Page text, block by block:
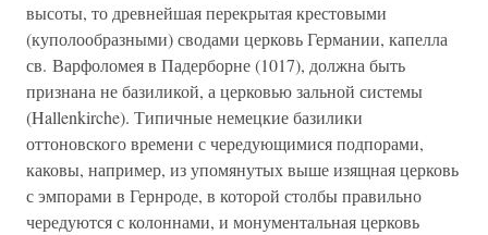
высоты, то древнейшая перекрытая крестовыми
(куполообразными) сводами церковь Германии, капелла
св. Варфоломея в Падерборне (1017), должна быть
признана не базиликой, а церковью зальной системы
(Hallenkirche). Типичные немецкие базилики
оттоновского времени с чередующимися подпорами,
каковы, например, из упомянутых выше изящная церковь
с эмпорами в Гернроде, в которой столбы правильно
чередуются с колоннами, и монументальная церковь